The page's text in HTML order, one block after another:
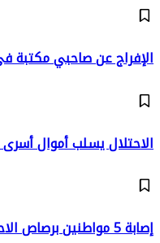
الإفراج عن صاحبي
الاحتلال يسلب أموال
إصابة 5 مواطنين برصاص الاحتلال في القدس